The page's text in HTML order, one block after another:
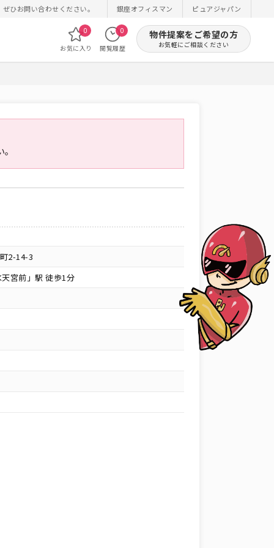
ひお問い合わせください。 銀座オフィスマン ピュアジャパン
お気に入り
0
閲覧履歴
0 物件提案をご希望の方
お気軽にご相談ください
2-14-3
宮前」駅 徒歩1分